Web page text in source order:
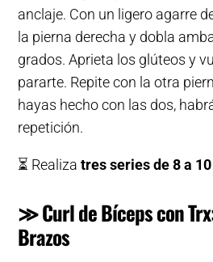
anclaje. Con un ligero agarre
la pierna derecha y dobla
grados. Aprieta los glúteos y
pararte. Repite con la otra
hayas hecho con las dos,
repetición.
⏳ Realizatres series de 8 a
≫ Curl de Bíceps con
Brazos